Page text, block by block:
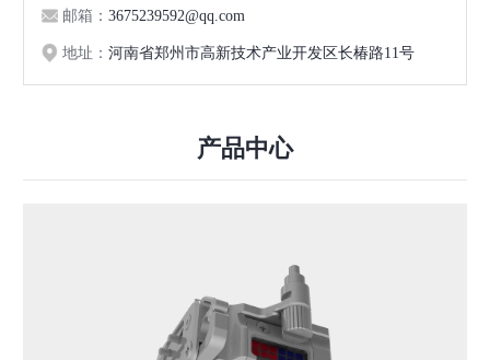
邮箱： 3675239592@qq.com
地址： 河南省郑州市高新技术产业开发区长椿路11号
产品中心